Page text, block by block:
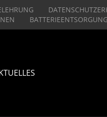
BATTERIEENTSORGUNG